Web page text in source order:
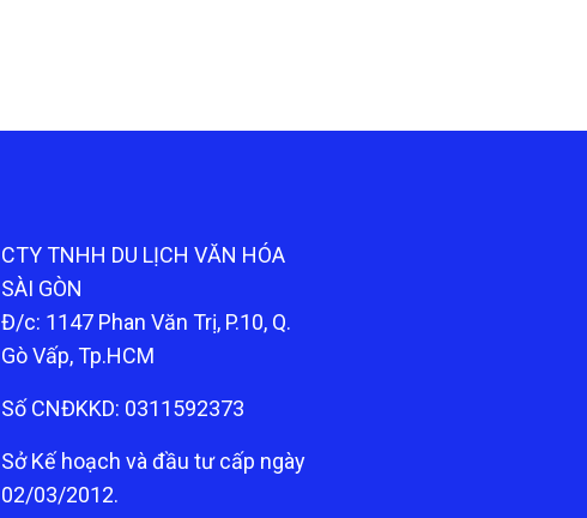
CTY TNHH DU LỊCH VĂN HÓA
SÀI GÒN
Đ/c: 1147 Phan Văn Trị, P.10, Q.
Gò Vấp, Tp.HCM
Số CNĐKKD: 0311592373
Sở Kế hoạch và đầu tư cấp ngày
02/03/2012.